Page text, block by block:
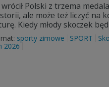
Polski z trzema
ale może też liczyć na
Kiedy młody skoczek
sporty zimowe SPORT
2026